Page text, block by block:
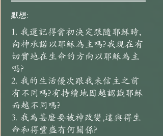
默想:
1. 我還記得當初決定跟隨耶穌時,
向神承諾以耶穌為主嗎?我現在有
切實地在生命的方向以耶穌為主
嗎?
2. 我的生活優次跟我未信主之前
有不同嗎?有持續地因越認識耶穌
而越不同嗎?
3. 我為甚麼要被神改變,這與得生
命和得豐盛有何關係?